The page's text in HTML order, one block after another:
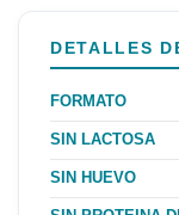
DETALLES
FORMATO
SIN LACTOSA
SIN HUEVO